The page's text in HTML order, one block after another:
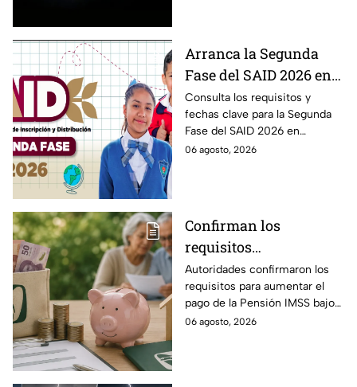
Arranca la Segunda
Fase del SAID 2026 en
Edomex para grados
intermedios: Fechas
clave y requisitos para
cambios de escuela
Consulta los requisitos y
fechas clave para la Segunda
Fase del SAID 2026 en
Edomex y asegura el traslado
06 agosto, 2026
Confirman los
requisitos
indispensables para
incrementar el pago de
la Pensión IMSS bajo el
régimen de la Ley 73
Autoridades confirmaron los
requisitos para aumentar el
pago de la Pensión IMSS bajo
la Ley 73, ¿cuáles son?
06 agosto, 2026